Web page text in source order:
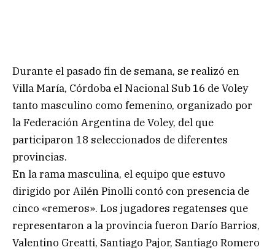
Durante el pasado fin de semana, se realizó en
Villa María, Córdoba el Nacional Sub 16 de Voley
tanto masculino como femenino, organizado por
la Federación Argentina de Voley, del que
participaron 18 seleccionados de diferentes
provincias.
En la rama masculina, el equipo que estuvo
dirigido por Ailén Pinolli contó con presencia de
cinco «remeros». Los jugadores regatenses que
representaron a la provincia fueron Darío Barrios,
Valentino Greatti, Santiago Pajor, Santiago Romero